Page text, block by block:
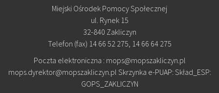
Miejski Ośrodek Pomocy Społecznej
ul. Rynek 15
32-840 Zakliczyn
Telefon (fax) 14 66 52 275, 14 66 64 275
Poczta elektroniczna : mops@mopszakliczyn.pl
mops.dyrektor@mopszakliczyn.pl Skrzynka e-PUAP: Skład_ESP:
GOPS_ZAKLICZYN